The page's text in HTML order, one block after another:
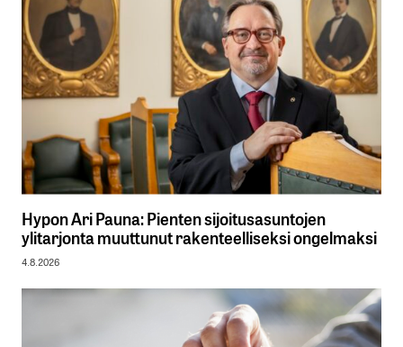
Hypon Ari Pauna: Pienten sijoitusasuntojen
ylitarjonta muuttunut rakenteelliseksi ongelmaksi
4.8.2026